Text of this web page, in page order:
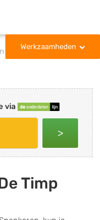
Werkzaamheden
via
>
Timp